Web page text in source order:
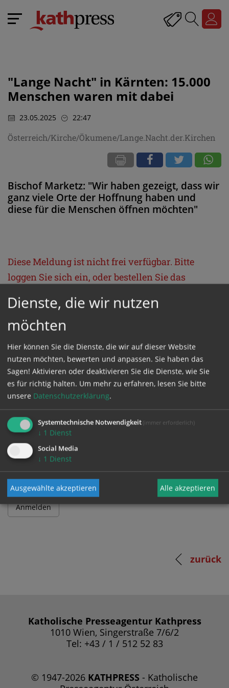
"Lange Nacht" in Kärnten: 15.000
Menschen waren mit dabei
23.05.2025 22:47
Österreich/Kirche/Ökumene/Lange.Nacht.der.Kirchen
Bischof Marketz: "Wir haben gezeigt, dass wir
ganz viele Orte der Hoffnung haben und
diese für die Menschen öffnen möchten"
Diese Meldung ist nicht frei verfügbar. Bitte
loggen Sie sich ein, oder bestellen Sie das
GESCHÜTZTER BEREICH
Bitte melden Sie sich mit Ihrem Benutzernamen
und Passwort an.
Benutzername
Passwort
zurück
Katholische Presseagentur Kathpress
1010 Wien, Singerstraße 7/6/2
Tel: +43 / 1 / 512 52 83
© 1947-2026 KATHPRESS - Katholische
Dienste, die wir nutzen
möchten
Hier können Sie die Dienste, die wir auf dieser Website
nutzen möchten, bewerten und anpassen. Sie haben das
Sagen! Aktivieren oder deaktivieren Sie die Dienste, wie Sie
es für richtig halten. Um mehr zu erfahren, lesen Sie bitte
unsere Datenschutzerklärung.
Systemtechnische Notwendigkeit (immer erforderlich)
↓ 1 Dienst
Social Media
↓ 1 Dienst
Ausgewählte akzeptieren Alle akzeptieren